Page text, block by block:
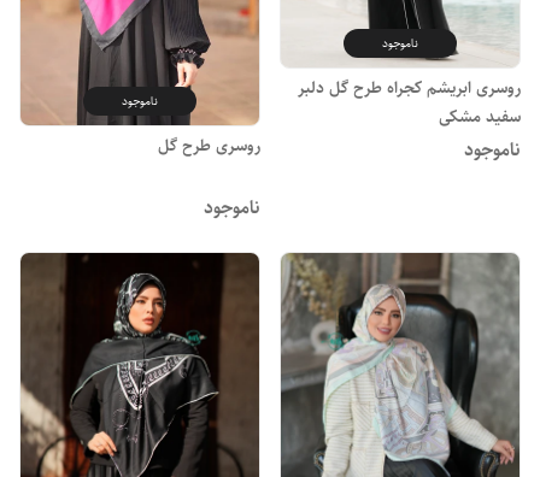
ناموجود
روسری ابریشم کجراه طرح گل دلبر
سفید مشکی
ناموجود
ناموجود
روسری طرح گل
ناموجود